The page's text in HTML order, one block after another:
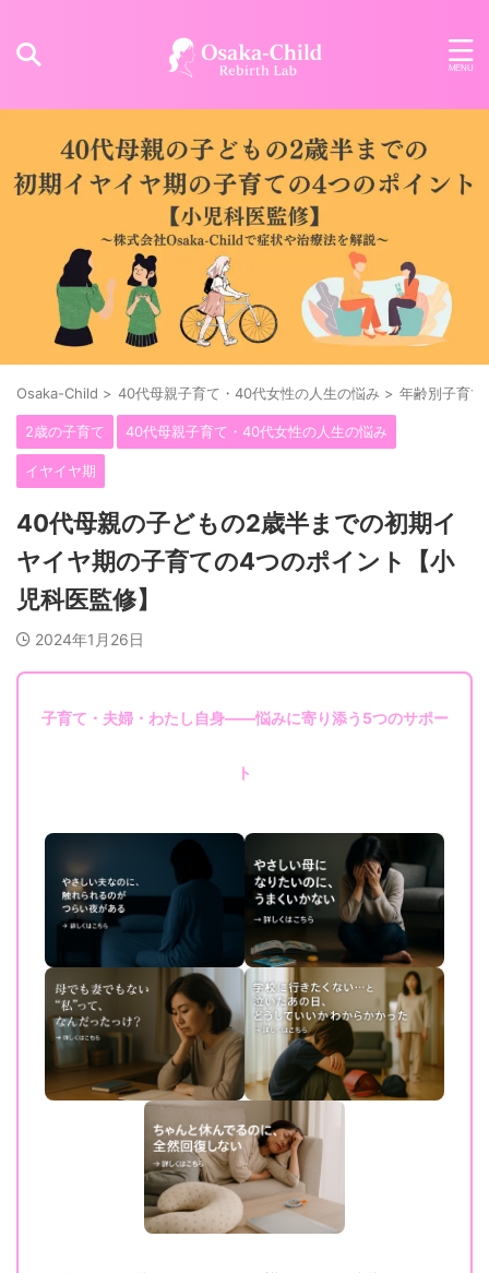
Osaka-Child > 40代母親子育て・40代女性の人生の悩み > 年齢別子育て
2歳の子育て 40代母親子育て・40代女性の人生の悩み
イヤイヤ期
40代母親の子どもの2歳半までの初期イ
ヤイヤ期の子育ての4つのポイント【小
児科医監修】
2024年1月26日
子育て・夫婦・わたし自身——悩みに寄り添う5つのサポー
ト